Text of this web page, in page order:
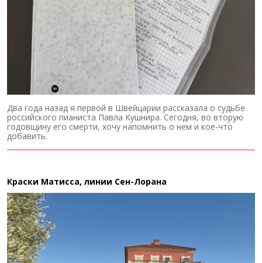
Два года назад я первой в Швейцарии рассказала о судьбе
российского пианиста Павла Кушнира. Сегодня, во вторую
годовщину его смерти, хочу напомнить о нем и кое-что
добавить.
Краски Матисса, линии Сен-Лорана